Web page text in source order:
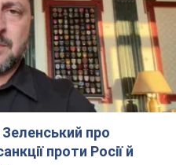
Сікорський закликав
ворожих ракет над
російських ракет над